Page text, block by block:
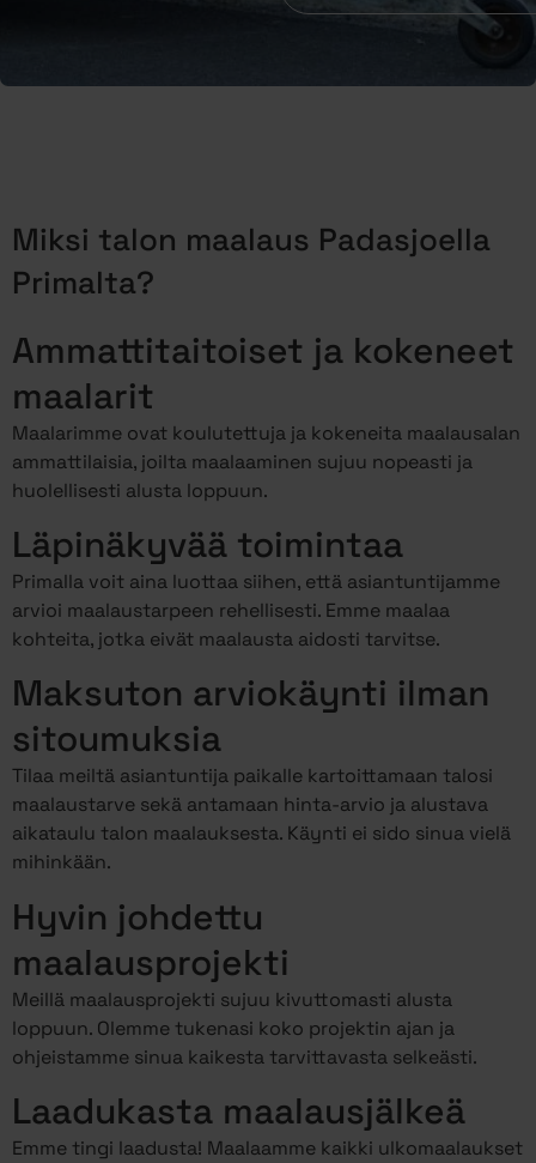
Miksi talon maalaus Padasjoella
Primalta?
Ammattitaitoiset ja kokeneet
maalarit
Maalarimme ovat koulutettuja ja kokeneita maalausalan
ammattilaisia, joilta maalaaminen sujuu nopeasti ja
huolellisesti alusta loppuun.
Läpinäkyvää toimintaa
Primalla voit aina luottaa siihen, että asiantuntijamme
arvioi maalaustarpeen rehellisesti. Emme maalaa
kohteita, jotka eivät maalausta aidosti tarvitse.
Maksuton arviokäynti ilman
sitoumuksia
Tilaa meiltä asiantuntija paikalle kartoittamaan talosi
maalaustarve sekä antamaan hinta-arvio ja alustava
aikataulu talon maalauksesta. Käynti ei sido sinua vielä
mihinkään.
Hyvin johdettu
maalausprojekti
Meillä maalausprojekti sujuu kivuttomasti alusta
loppuun. Olemme tukenasi koko projektin ajan ja
ohjeistamme sinua kaikesta tarvittavasta selkeästi.
Laadukasta maalausjälkeä
Emme tingi laadusta! Maalaamme kaikki ulkomaalaukset